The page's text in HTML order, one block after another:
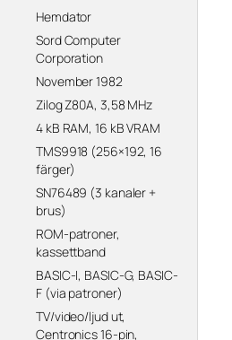
Hemdator
Sord Computer
Corporation
November 1982
Zilog Z80A, 3,58 MHz
4 kB RAM, 16 kB VRAM
TMS9918 (256×192, 16
färger)
SN76489 (3 kanaler +
brus)
ROM-patroner,
kassettband
BASIC-I, BASIC-G, BASIC-
F (via patroner)
TV/video/ljud ut,
Centronics 16-pin,